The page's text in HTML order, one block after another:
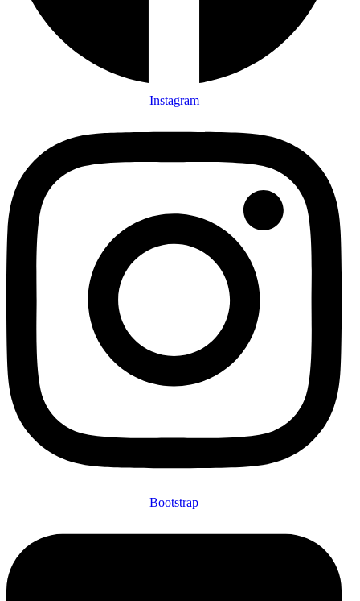
Instagram
Bootstrap